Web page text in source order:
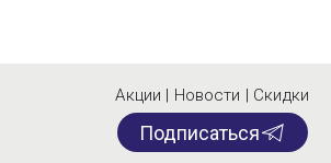
Акции | Новости | Скидки
Подписаться